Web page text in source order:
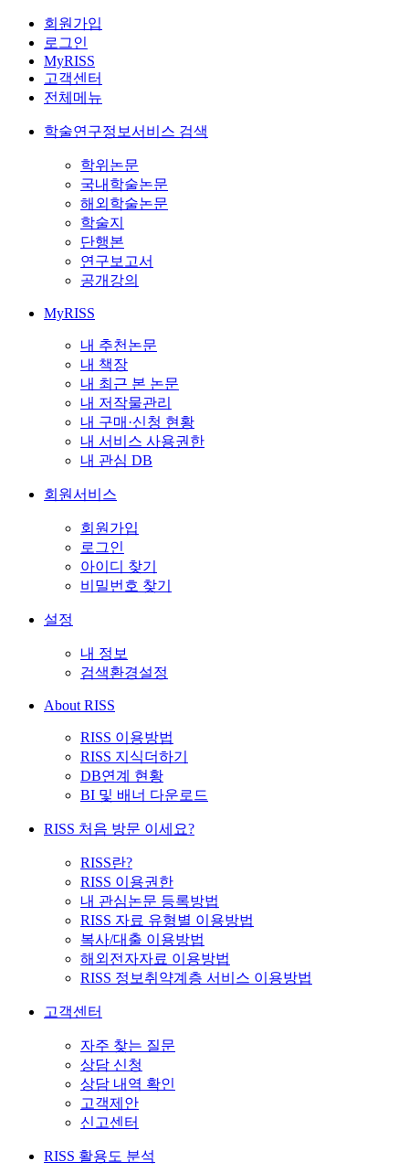
회원가입
로그인
MyRISS
고객센터
전체메뉴
학술연구정보서비스 검색
학위논문
국내학술논문
해외학술논문
학술지
단행본
연구보고서
공개강의
MyRISS
내 추천논문
내 책장
내 최근 본 논문
내 저작물관리
내 구매·신청 현황
내 서비스 사용권한
내 관심 DB
회원서비스
회원가입
로그인
아이디 찾기
비밀번호 찾기
설정
내 정보
검색환경설정
About RISS
RISS 이용방법
RISS 지식더하기
DB연계 현황
BI 및 배너 다운로드
RISS 처음 방문 이세요?
RISS란?
RISS 이용권한
내 관심논문 등록방법
RISS 자료 유형별 이용방법
복사/대출 이용방법
해외전자자료 이용방법
RISS 정보취약계층 서비스 이용방법
고객센터
자주 찾는 질문
상담 신청
상담 내역 확인
고객제안
신고센터
RISS 활용도 분석